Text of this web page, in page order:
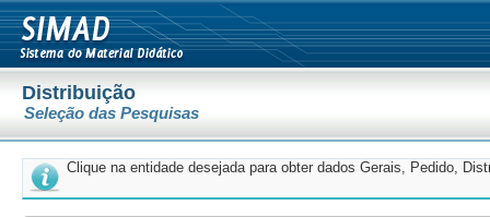
Distribuição
Seleção das Pesquisas
Clique na entidade desejada para obter dados Gerais, Pedido,